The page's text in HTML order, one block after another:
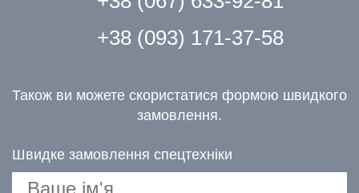
+38 (093) 171-37-58
Також ви можете скористатися формою швидкого
замовлення.
Швидке замовлення спецтехніки